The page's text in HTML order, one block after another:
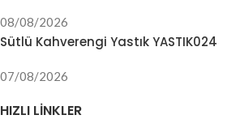
08/08/2026
Sütlü Kahverengi Yastık YASTIK024
07/08/2026
HIZLI LINKLER